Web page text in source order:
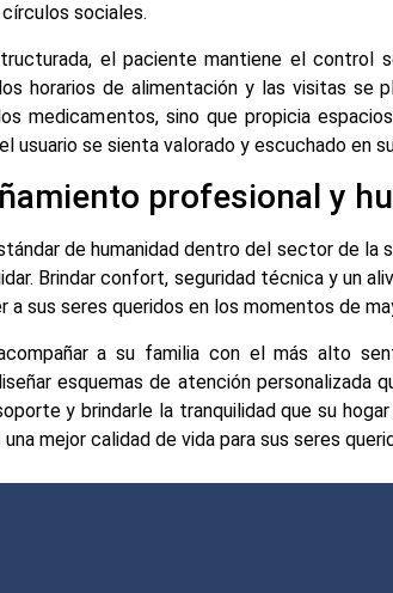
sociales.
el paciente mantiene el control
horarios de alimentación y las visitas se
medicamentos, sino que propicia
usuario se sienta valorado y escuchado en
profesional y
de humanidad dentro del sector de la
Brindar confort, seguridad técnica y un
sus seres queridos en los momentos de
a su familia con el más alto
esquemas de atención personalizada
y brindarle la tranquilidad que su
mejor calidad de vida para sus seres